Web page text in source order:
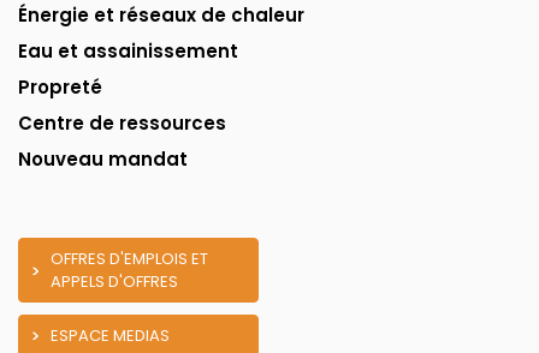
Énergie et réseaux de chaleur
Eau et assainissement
Propreté
Centre de ressources
Nouveau mandat
OFFRES D'EMPLOIS ET
APPELS D'OFFRES
ESPACE MEDIAS